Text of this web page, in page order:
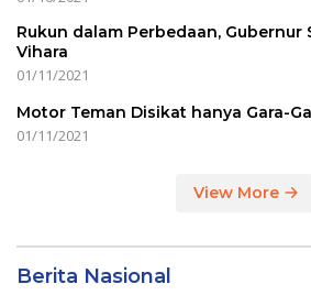
Rukun dalam Perbedaan, Gubernur
Vihara
01/11/2021
Motor Teman Disikat hanya Gara-
01/11/2021
View More
Berita Nasional